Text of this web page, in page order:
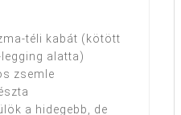
téli kabát (kötött
alatta)
zsemle
a hidegebb, de